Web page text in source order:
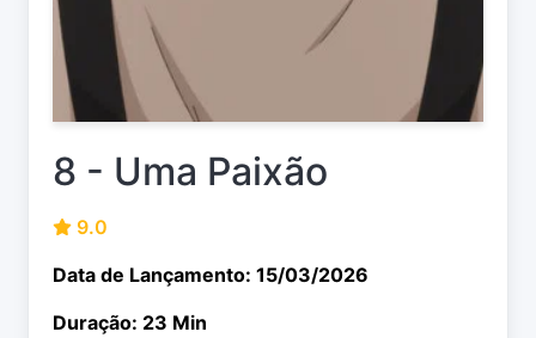
8 - Uma Paixão
9.0
Data de Lançamento: 15/03/2026
Duração: 23 Min